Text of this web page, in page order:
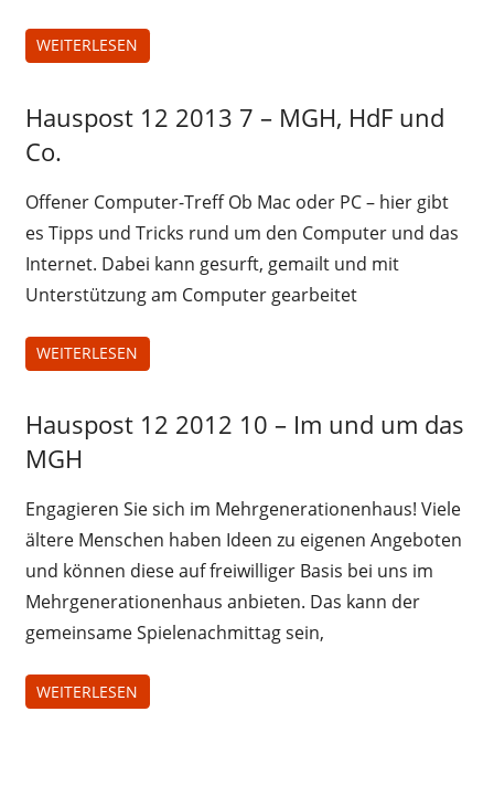
WEITERLESEN
Hauspost
12-2013
Hauspost 12 2013 7 – MGH, HdF und
Co.
Offener Computer-Treff Ob Mac oder PC – hier gibt
es Tipps und Tricks rund um den Computer und das
Internet. Dabei kann gesurft, gemailt und mit
Unterstützung am Computer gearbeitet
WEITERLESEN
Hauspost
12-2012
Hauspost 12 2012 10 – Im und um das
MGH
Engagieren Sie sich im Mehrgenerationenhaus! Viele
ältere Menschen haben Ideen zu eigenen Angeboten
und können diese auf freiwilliger Basis bei uns im
Mehrgenerationenhaus anbieten. Das kann der
gemeinsame Spielenachmittag sein,
WEITERLESEN